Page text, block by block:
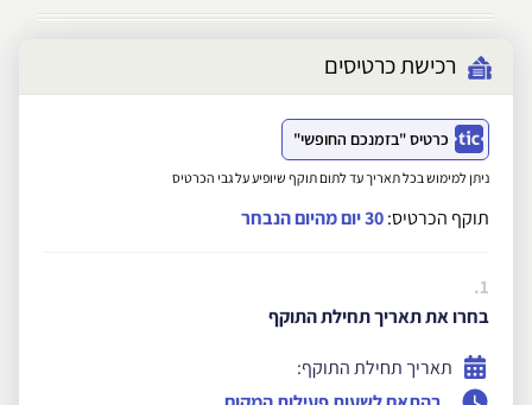
רכישת כרטיסים
כרטיס "בזמנכם החופשי"
ניתן למימוש בכל תאריך עד לתום תוקף שיופיע על גבי הכרטיס
תוקף הכרטיס:30 יום מהיום הנבחר
1.
בחרו את תאריך תחילת התוקף
תאריך תחילת התוקף: